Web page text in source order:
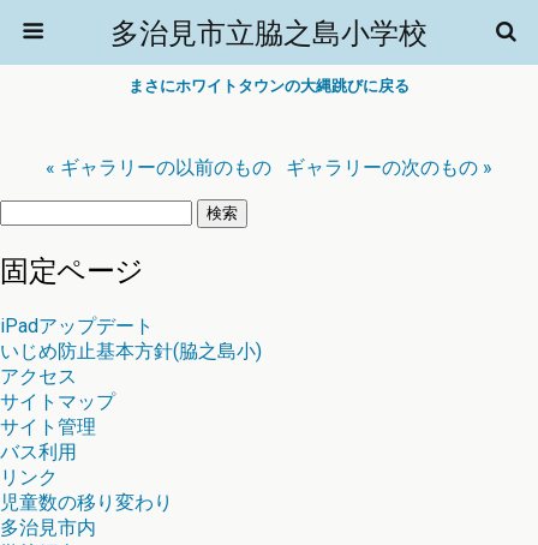
多治見市立脇之島小学校
まさにホワイトタウンの大縄跳びに戻る
« ギャラリーの以前のもの
ギャラリーの次のもの »
検
固定ページ
iPadアップデート
いじめ防止基本方針(脇之島小)
アクセス
サイトマップ
サイト管理
バス利用
リンク
児童数の移り変わり
多治見市内